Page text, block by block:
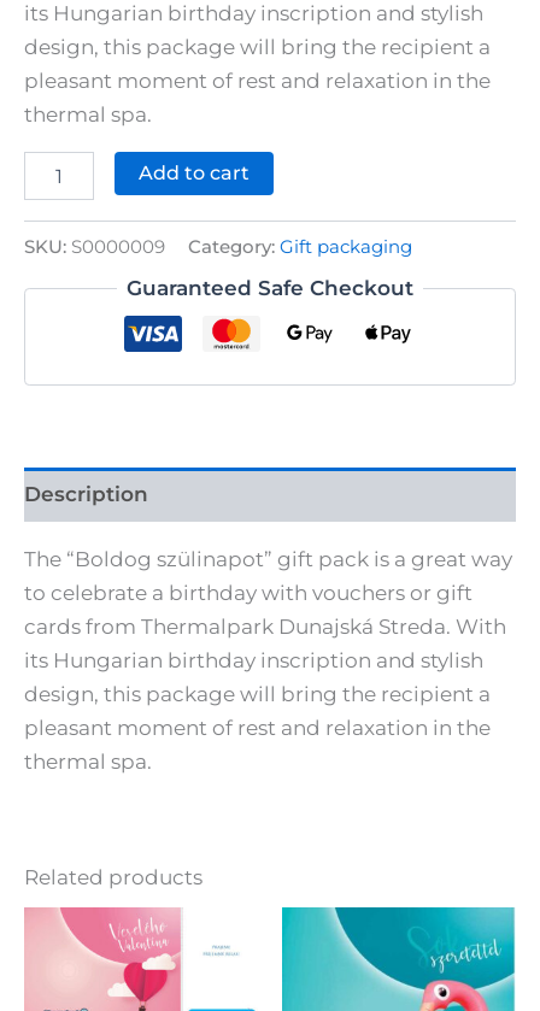
its Hungarian birthday inscription and stylish
design, this package will bring the recipient a
pleasant moment of rest and relaxation in the
thermal spa.
wrapping
szülinapot)
quantity
Add to cart
SKU: S0000009 Category: Gift packaging
Guaranteed Safe Checkout
Description
The “Boldog szülinapot” gift pack is a great way
to celebrate a birthday with vouchers or gift
cards from Thermalpark Dunajská Streda. With
its Hungarian birthday inscription and stylish
design, this package will bring the recipient a
pleasant moment of rest and relaxation in the
thermal spa.
Related products